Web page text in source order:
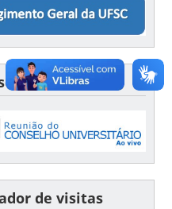
de visitas